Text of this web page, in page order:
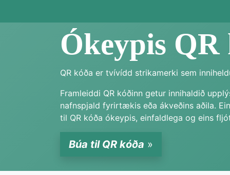
Ókeypis
QR kóða er tvívídd strikamerki sem
Framleiddi QR kóðinn getur innihaldið
nafnspjald fyrirtækis eða ákveðins aðila.
til QR kóða ókeypis, einfaldlega og eins
Búa til QR kóða »